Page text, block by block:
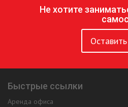
Не хотите
Быстрые ссылки
Аренда офиса